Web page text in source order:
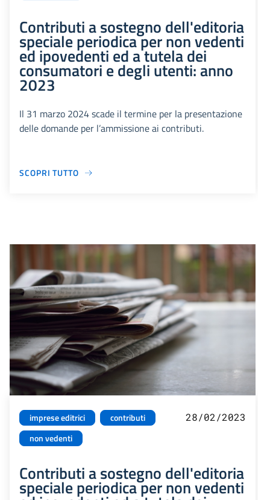
Contributi a sostegno dell'editoria
speciale periodica per non vedenti
ed ipovedenti ed a tutela dei
consumatori e degli utenti: anno
2023
Il 31 marzo 2024 scade il termine per la presentazione
delle domande per l’ammissione ai contributi.
SCOPRI TUTTO
imprese editrici
contributi
non vedenti
28/02/2023
Contributi a sostegno dell'editoria
speciale periodica per non vedenti